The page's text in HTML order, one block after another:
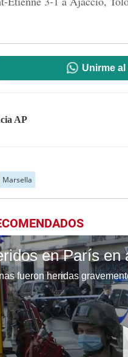
Unirme
AP
Marsella
en París en